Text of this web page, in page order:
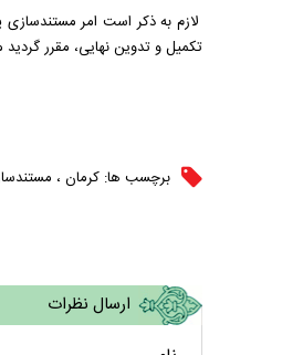
لازم به ذکر است امر مستند‌سازی
تکمیل و تدوین نهایی، مقرر گردید
برچسب ها: کرمان ،
ارسال نظرات